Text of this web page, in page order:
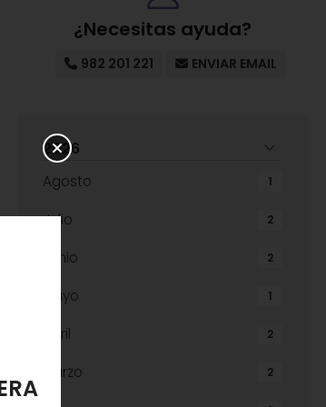
¿Necesitas ayuda?
982 201 221 ENVIAR EMAIL
2026
Agosto 1
Julio 2
Junio 2
Mayo 1
Abril 2
Marzo 2